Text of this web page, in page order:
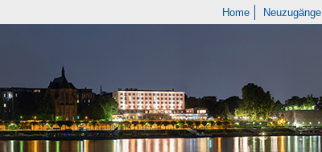
Home Neuzugänge